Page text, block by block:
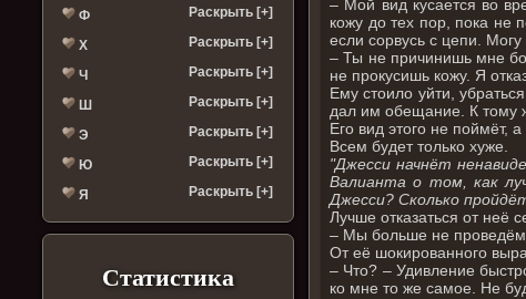
Ф Раскрыть [+]
Х Раскрыть [+]
Ч Раскрыть [+]
Ш Раскрыть [+]
Э Раскрыть [+]
Ю Раскрыть [+]
Я Раскрыть [+]
Статистика
– Мой вид кусается во
кожу до тех пор, пока не
если сорвусь с цепи.
– Ты не причинишь мне
не прокусишь кожу. Я
Ему стоило уйти,
дал им обещание. К тому
Его вид этого не поймёт,
Всем будет только хуже.
"Джесси начнёт
Валианта о том, как
Джесси? Сколько
Лучше отказаться от неё
– Мы больше не проведём
От её шокированного
– Что? – Удивление
ко мне то же самое. Не